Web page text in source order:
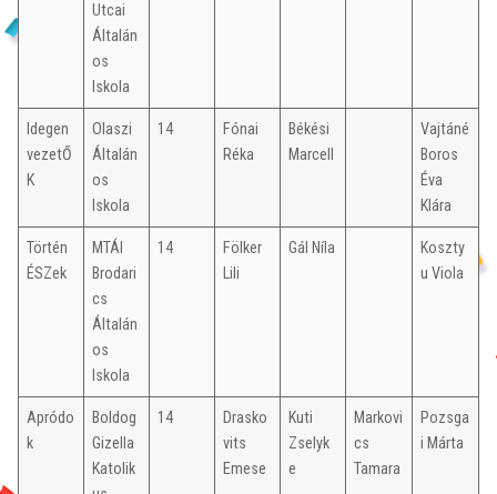
Utcai
Általán
os
Iskola
Idegen
vezetŐ
K
Olaszi
Általán
os
Iskola
14
Fónai
Réka
Békési
Marcell
Vajtáné
Boros
Éva
Klára
Történ
ÉSZek
MTÁI
Brodari
cs
Általán
os
Iskola
14
Fölker
Lili
Gál Níla
Koszty
u Viola
Apródo
k
Boldog
Gizella
Katolik
14
Drasko
vits
Emese
Kuti
Zselyk
e
Markovi
cs
Tamara
Pozsga
i Márta